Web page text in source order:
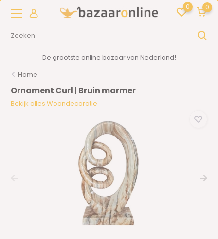
0 0
De grootste online bazaar van Nederland!
Home
Ornament Curl | Bruin marmer
Bekijk alles Woondecoratie